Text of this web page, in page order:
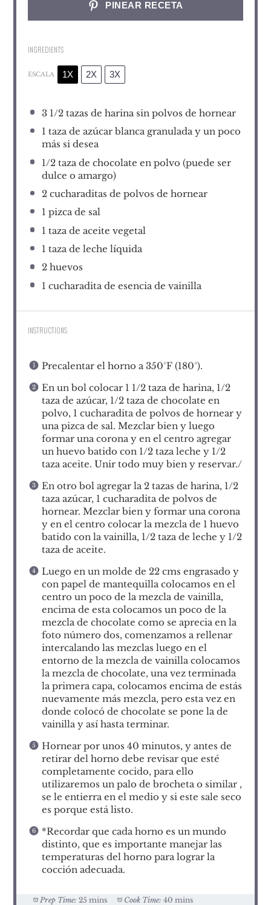
PINEAR RECETA
INGREDIENTS
ESCALA 1X 2X 3X
3 1/2tazas de harina sin polvos de hornear
1 taza de azúcar blanca granulada y un poco
más si desea
1/2taza de chocolate en polvo (puede ser
dulce o amargo)
2cucharaditas de polvos de hornear
1 pizca de sal
1 taza de aceite vegetal
1 taza de leche líquida
2huevos
1 cucharadita de esencia de vainilla
INSTRUCTIONS
Precalentar el horno a 350°F (180°).
En un bol colocar 1 1/2 taza de harina, 1/2
taza de azúcar, 1/2 taza de chocolate en
polvo, 1 cucharadita de polvos de hornear y
una pizca de sal. Mezclar bien y luego
formar una corona y en el centro agregar
un huevo batido con 1/2 taza leche y 1/2
taza aceite. Unir todo muy bien y reservar./
En otro bol agregar la 2 tazas de harina, 1/2
taza azúcar, 1 cucharadita de polvos de
hornear. Mezclar bien y formar una corona
y en el centro colocar la mezcla de 1 huevo
batido con la vainilla, 1/2 taza de leche y 1/2
taza de aceite.
Luego en un molde de 22 cms engrasado y
con papel de mantequilla colocamos en el
centro un poco de la mezcla de vainilla,
encima de esta colocamos un poco de la
mezcla de chocolate como se aprecia en la
foto número dos, comenzamos a rellenar
intercalando las mezclas luego en el
entorno de la mezcla de vainilla colocamos
la mezcla de chocolate, una vez terminada
la primera capa, colocamos encima de estás
nuevamente más mezcla, pero esta vez en
donde colocó de chocolate se pone la de
vainilla y así hasta terminar.
Hornear por unos 40 minutos, y antes de
retirar del horno debe revisar que esté
completamente cocido, para ello
utilizaremos un palo de brocheta o similar ,
se le entierra en el medio y si este sale seco
es porque está listo.
*Recordar que cada horno es un mundo
distinto, que es importante manejar las
temperaturas del horno para lograr la
cocción adecuada.
Prep Time: 25 mins Cook Time: 40 mins